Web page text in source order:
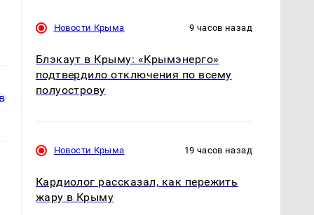
Новости Крыма 9 часов назад
Блэкаут в Крыму: «Крымэнерго»
подтвердило отключения по всему
полуострову
Новости Крыма 19 часов назад
Кардиолог рассказал, как пережить
жару в Крыму